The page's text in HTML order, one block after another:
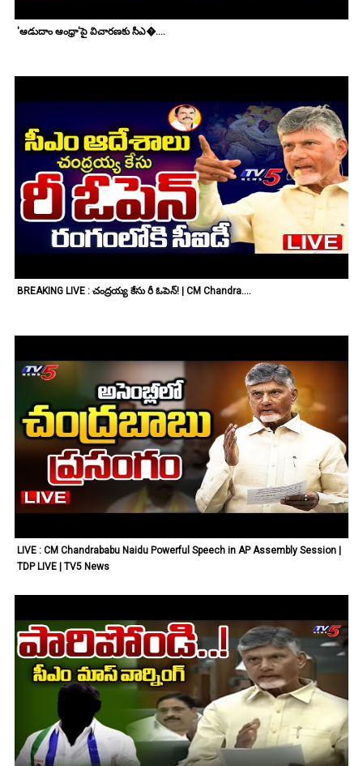
'ఆడుదాం ఆంధ్రా'పై విచారణకు సీఎ�....
BREAKING LIVE : చంద్రయ్య కేసు రీ ఓపెన్! | CM Chandra....
LIVE : CM Chandrababu Naidu Powerful Speech in AP Assembly Session |
TDP LIVE | TV5 News